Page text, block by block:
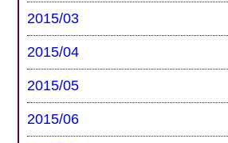
2015/03
2015/04
2015/05
2015/06